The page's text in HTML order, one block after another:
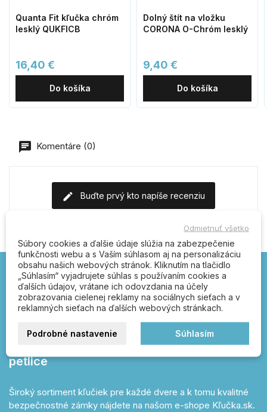
Quanta Fit kľučka chróm
lesklý QUKFICB
16,40 €
Do košíka
Dolný štít na vložku
CORONA O-Chróm lesklý
9,40 €
Do košíka
Komentáre (0)
Buďte prvý kto napíše recenziu
Kľučka.sk – otvárajte
správnou kľučkou!
dverové kľučky, poštové schránky, FAB,
zámky, čísla popisné, vešiaky, úchytky a
petlice
Široký sortiment kľučiek pre každé dvere a k tomu kvalitné
bezpečnostné zámky nájdete na našom e-shope Kľučka.sk.
Odmietnuť všetko
Súbory cookies a ďalšie údaje slúžia na zabezpečenie
funkčnosti webu a s Vaším súhlasom aj na personalizáciu
obsahu našich webových stránok. Kliknutím na tlačidlo
„Súhlasím“ vyjadrujete súhlas s používaním cookies a
ďalších údajov, vrátane ich odovzdania na účely
zobrazovania cielenej reklamy na sociálnych sieťach a v
reklamných sieťach na ďalších webových stránkach.
Podrobné nastavenie Súhlasím